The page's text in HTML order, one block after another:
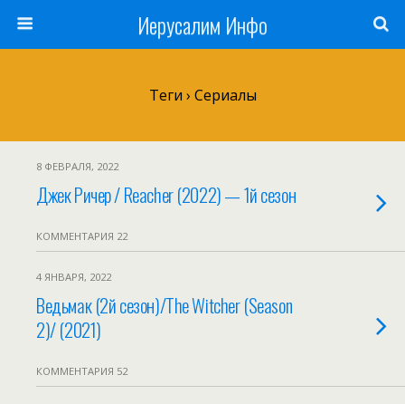
Иерусалим Инфо
Теги › Сериалы
8 ФЕВРАЛЯ, 2022
Джек Ричер / Reacher (2022) — 1й сезон
КОММЕНТАРИЯ 22
4 ЯНВАРЯ, 2022
Ведьмак (2й сезон)/The Witcher (Season
2)/ (2021)
КОММЕНТАРИЯ 52